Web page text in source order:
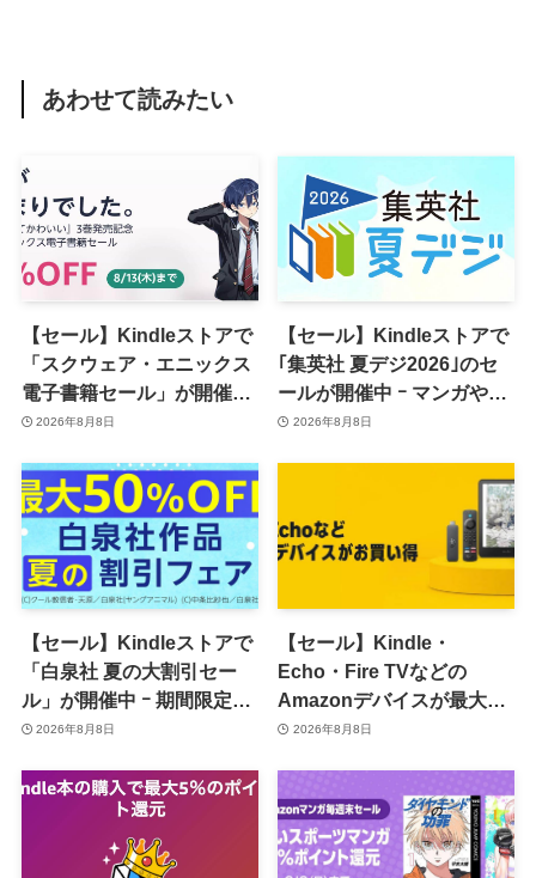
あわせて読みたい
【セール】Kindleストアで
「スクウェア・エニックス
電子書籍セール」が開催中
ｰ コミックやゲーム関連書
2026年8月8日
【セール】Kindleストアで
｢集英社 夏デジ2026｣のセ
ールが開催中 ｰ マンガや写
真集など1,000冊以上が
2026年8月8日
【セール】Kindleストアで
「白泉社 夏の大割引セー
ル」が開催中 ｰ 期間限定
70％オフや全巻50％オフな
2026年8月8日
【セール】Kindle・
Echo・Fire TVなどの
Amazonデバイスが最大
31%オフに
2026年8月8日